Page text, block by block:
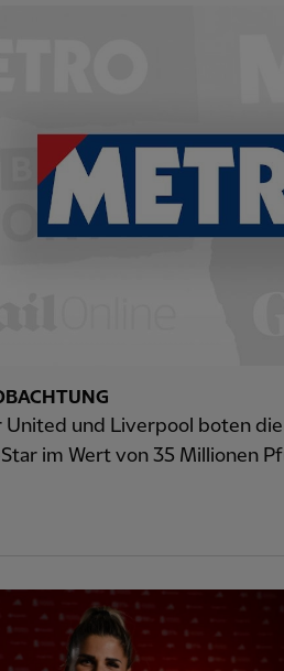
United und Liverpool boten
im Wert von 35 Millionen